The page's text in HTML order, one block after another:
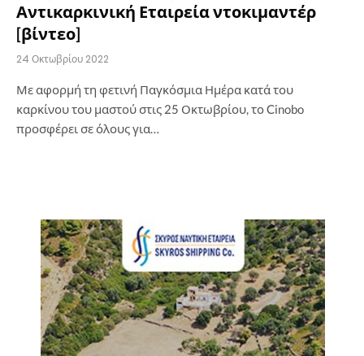
Αντικαρκινική Εταιρεία ντοκιμαντέρ
[βίντεο]
24 Οκτωβρίου 2022
Με αφορμή τη φετινή Παγκόσμια Ημέρα κατά του
καρκίνου του μαστού στις 25 Οκτωβρίου, το Cinobo
προσφέρει σε όλους για…